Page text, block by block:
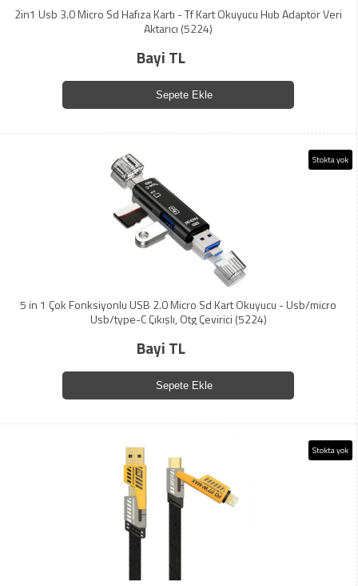
2in1 Usb 3.0 Micro Sd Hafıza Kartı - Tf Kart Okuyucu Hub Adaptör Veri
Aktarıcı (5224)
Bayi TL
Sepete Ekle
Stokta yok
5 in 1 Çok Fonksiyonlu USB 2.0 Micro Sd Kart Okuyucu - Usb/micro
Usb/type-C Çıkışlı, Otg Çevirici (5224)
Bayi TL
Sepete Ekle
Stokta yok